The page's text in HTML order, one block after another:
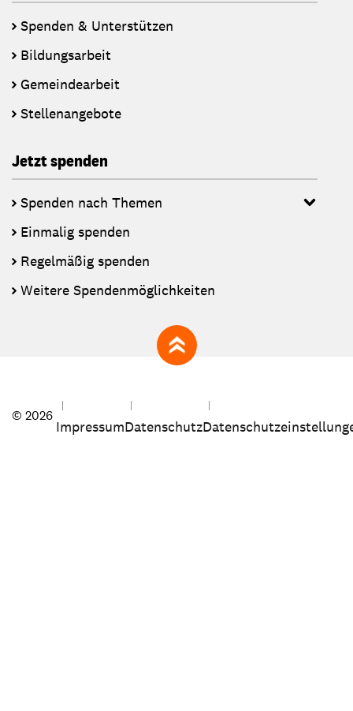
Spenden & Unterstützen
Bildungsarbeit
Gemeindearbeit
Stellenangebote
Jetzt spenden
Spenden nach Themen
Einmalig spenden
Regelmäßig spenden
Weitere Spendenmöglichkeiten
zum Seitenanfang
© 2026
ImpressumDatenschutz